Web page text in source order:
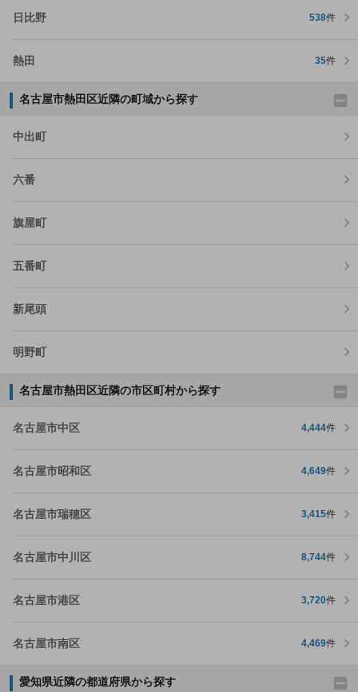
日比野 538件
熱田 35件
名古屋市熱田区近隣の町域から探す
中出町
六番
旗屋町
五番町
新尾頭
明野町
名古屋市熱田区近隣の市区町村から探す
名古屋市中区 4,444件
名古屋市昭和区 4,649件
名古屋市瑞穂区 3,415件
名古屋市中川区 8,744件
名古屋市港区 3,720件
名古屋市南区 4,469件
愛知県近隣の都道府県から探す